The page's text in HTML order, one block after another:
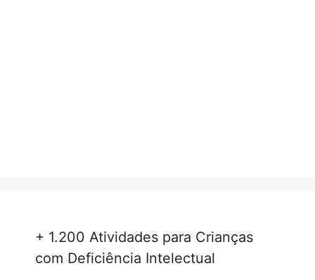
+ 1.200 Atividades para Crianças
com Deficiência Intelectual